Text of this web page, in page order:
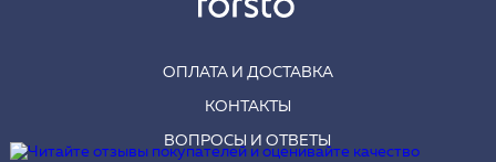
ОПЛАТА И ДОСТАВКА
КОНТАКТЫ
ВОПРОСЫ И ОТВЕТЫ